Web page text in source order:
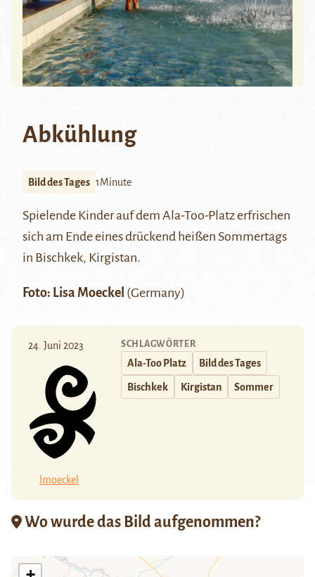
Abkühlung
Bild des Tages 1Minute
Spielende Kinder auf dem Ala-Too-Platz erfrischen
sich am Ende eines drückend heißen Sommertags
in Bischkek, Kirgistan.
Foto: Lisa Moeckel (Germany)
24. Juni 2023
lmoeckel
SCHLAGWÖRTER
Ala-Too Platz Bild des Tages
Bischkek Kirgistan Sommer
Wo wurde das Bild aufgenommen?